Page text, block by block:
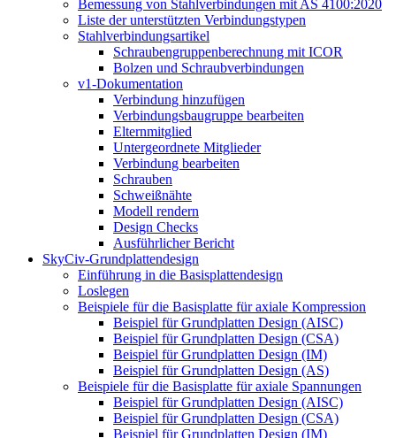
Bemessung von Stahlverbindungen mit AS 4100:2020
Liste der unterstützten Verbindungstypen
Stahlverbindungsartikel
Schraubengruppenberechnung mit ICOR
Bolzen und Schraubverbindungen
v1-Dokumentation
Verbindung hinzufügen
Verbindungsbaugruppe bearbeiten
Elternmitglied
Untergeordnete Mitglieder
Verbindung bearbeiten
Schrauben
Schweißnähte
Modell rendern
Design Checks
Ausführlicher Bericht
SkyCiv-Grundplattendesign
Einführung in die Basisplattendesign
Loslegen
Beispiele für die Basisplatte für axiale Kompression
Beispiel für Grundplatten Design (AISC)
Beispiel für Grundplatten Design (CSA)
Beispiel für Grundplatten Design (IM)
Beispiel für Grundplatten Design (AS)
Beispiele für die Basisplatte für axiale Spannungen
Beispiel für Grundplatten Design (AISC)
Beispiel für Grundplatten Design (CSA)
Beispiel für Grundplatten Design (IM)